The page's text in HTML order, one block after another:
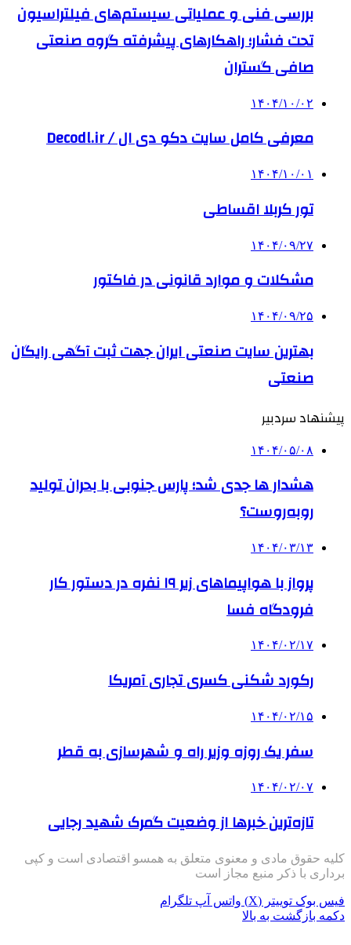
بررسی فنی و عملیاتی سیستم‌های فیلتراسیون
تحت فشار؛ راهکارهای پیشرفته گروه صنعتی
صافی گستران
۱۴۰۴/۱۰/۰۲
معرفی کامل سایت دکو دی ال / Decodl.ir
۱۴۰۴/۱۰/۰۱
تور کربلا اقساطی
۱۴۰۴/۰۹/۲۷
مشکلات و موارد قانونی در فاکتور
۱۴۰۴/۰۹/۲۵
بهترین ‌سایت صنعتی ایران جهت ثبت آگهی رایگان
صنعتی
پیشنهاد سردبیر
۱۴۰۴/۰۵/۰۸
هشدار ها جدی شد؛ پارس جنوبی با بحران تولید
روبه‌روست؟
۱۴۰۴/۰۳/۱۳
پرواز با هواپیماهای زیر ۱۹ نفره در دستور کار
فرودگاه فسا
۱۴۰۴/۰۲/۱۷
رکورد شکنی کسری تجاری آمریکا
۱۴۰۴/۰۲/۱۵
سفر یک روزه وزیر راه و شهرسازی به قطر
۱۴۰۴/۰۲/۰۷
تازه‌ترین خبرها از وضعیت گمرک شهید رجایی
کلیه حقوق مادی و معنوی متعلق به همسو اقتصادی است و کپی
برداری با ذکر منبع مجاز است
فیس بوک توییتر (X) واتس آپ تلگرام
دکمه بازگشت به بالا